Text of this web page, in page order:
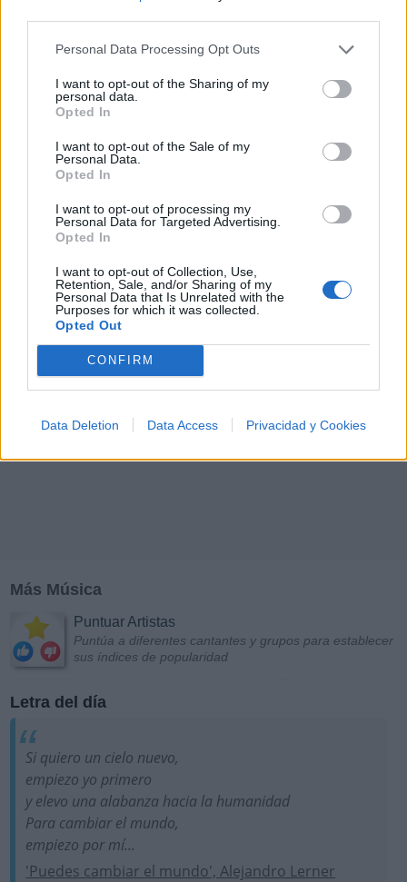
Personal Data Processing Opt Outs
I want to opt-out of the Sharing of my
personal data.
Opted In
I want to opt-out of the Sale of my
Personal Data.
Opted In
I want to opt-out of processing my
Personal Data for Targeted Advertising.
Opted In
I want to opt-out of Collection, Use,
Retention, Sale, and/or Sharing of my
Personal Data that Is Unrelated with the
Purposes for which it was collected.
Opted Out
CONFIRM
Data Deletion Data Access Privacidad y Cookies
Añadir un comentario ...
tus noches de astronomía. 🪐🎸 Desconecta, mira
✨⭐
Letras Top Artistas Playlists
B C
N O P Q R S T W
#
Más Música
Puntuar Artistas
Puntúa a diferentes cantantes y grupos para establecer
sus índices de popularidad
Letra del día
Si quiero un cielo nuevo,
empiezo yo primero
y elevo una alabanza hacia la humanidad
Para cambiar el mundo,
empiezo por mí...
'Puedes cambiar el mundo', Alejandro Lerner